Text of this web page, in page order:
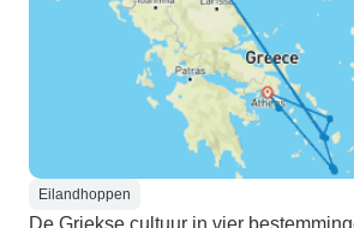
Eilandhoppen
De Griekse cultuur in vier